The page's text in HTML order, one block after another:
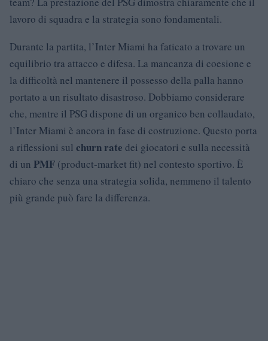
lavoro di squadra e la strategia sono fondamentali.
Durante la partita, l’Inter Miami ha faticato a trovare un
equilibrio tra attacco e difesa. La mancanza di coesione e
la difficoltà nel mantenere il possesso della palla hanno
portato a un risultato disastroso. Dobbiamo considerare
che, mentre il PSG dispone di un organico ben collaudato,
l’Inter Miami è ancora in fase di costruzione. Questo porta
a riflessioni sul churn rate dei giocatori e sulla necessità
di un PMF (product-market fit) nel contesto sportivo. È
chiaro che senza una strategia solida, nemmeno il talento
più grande può fare la differenza.